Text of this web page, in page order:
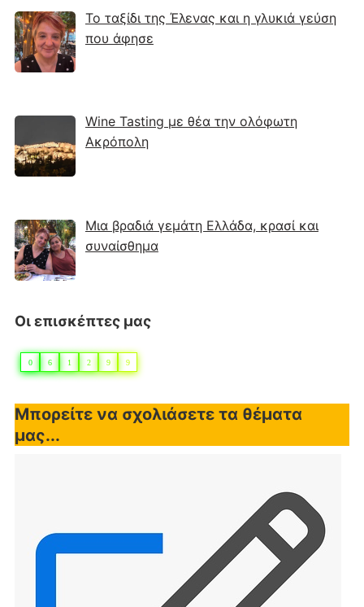
Το ταξίδι της Έλενας και η γλυκιά γεύση
που άφησε
Wine Tasting με θέα την ολόφωτη
Ακρόπολη
Μια βραδιά γεμάτη Ελλάδα, κρασί και
συναίσθημα
Οι επισκέπτες μας
0 6 1 2 9 9
Μπορείτε να σχολιάσετε τα θέματα
μας...